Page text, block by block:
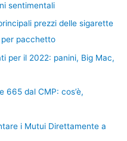
sentimentali
prezzi delle sigarette
pacchetto
per il 2022: panini, Big Mac,
665 dal CMP: cos’è,
i Mutui Direttamente a